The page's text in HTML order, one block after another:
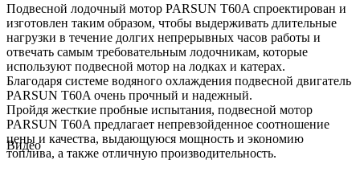
Подвесной лодочный мотор PARSUN T60A спроектирован и
изготовлен таким образом, чтобы выдерживать длительные
нагрузки в течение долгих непрерывных часов работы и
отвечать самым требовательным лодочникам, которые
используют подвесной мотор на лодках и катерах.
Благодаря системе водяного охлаждения подвесной двигатель
PARSUN T60A очень прочный и надежный.
Пройдя жесткие пробные испытания, подвесной мотор
PARSUN T60A предлагает непревзойденное соотношение
цены и качества, выдающуюся мощность и экономию
топлива, а также отличную производительность.
Видео